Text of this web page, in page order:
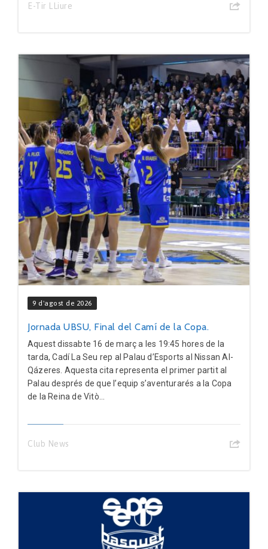
E-Tir LLiure
9 d'agost de 2026
Jornada UBSU, Final del Camí de la Copa.
Aquest dissabte 16 de març a les 19:45 hores de la
tarda, Cadí La Seu rep al Palau d’Esports al Nissan Al-
Qázeres. Aquesta cita representa el primer partit al
Palau després de que l’equip s’aventurarés a la Copa
de la Reina de Vitò...
Club News